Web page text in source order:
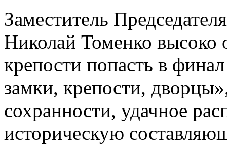
Заместитель
Николай Томенко
крепости попасть в
замки, крепости,
сохранности, удачное
историческую